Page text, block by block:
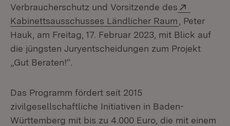
Verbraucherschutz und Vorsitzende des
Kabinettsausschusses Ländlicher Raum (Öffnet in
, Peter
Hauk, am Freitag, 17. Februar 2023, mit Blick auf
die jüngsten Juryentscheidungen zum Projekt
„Gut Beraten!“.
Das Programm fördert seit 2015
zivilgesellschaftliche Initiativen in Baden-
Württemberg mit bis zu 4.000 Euro, die mit einem